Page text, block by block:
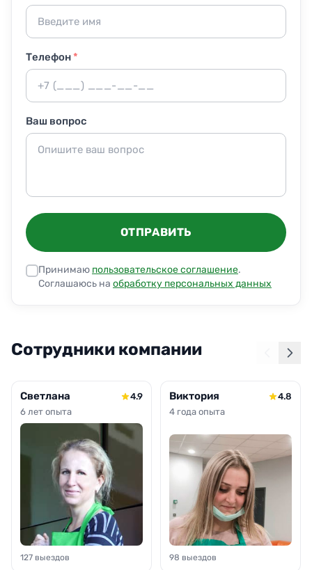
Телефон*
Ваш вопрос
ОТПРАВИТЬ
Принимаю пользовательское соглашение.
Соглашаюсь на обработку персональных данных
Сотрудники компании
Светлана
4.9
6 лет опыта
127 выездов
Виктория
4.8
4 года опыта
98 выездов